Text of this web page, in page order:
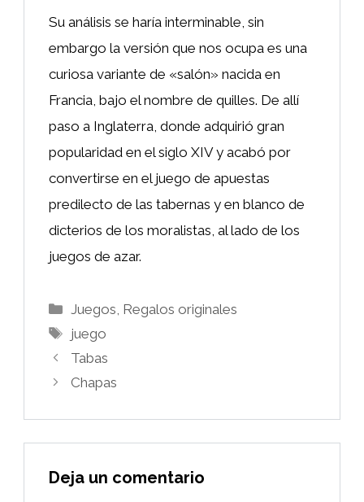
Su análisis se haría interminable, sin
embargo la versión que nos ocupa es una
curiosa variante de «salón» nacida en
Francia, bajo el nombre de quilles. De allí
paso a Inglaterra, donde adquirió gran
popularidad en el siglo XIV y acabó por
convertirse en el juego de apuestas
predilecto de las tabernas y en blanco de
dicterios de los moralistas, al lado de los
juegos de azar.
Categorías
Juegos Regalos originales
Etiquetas
juego
Tabas
Chapas
Deja un comentario